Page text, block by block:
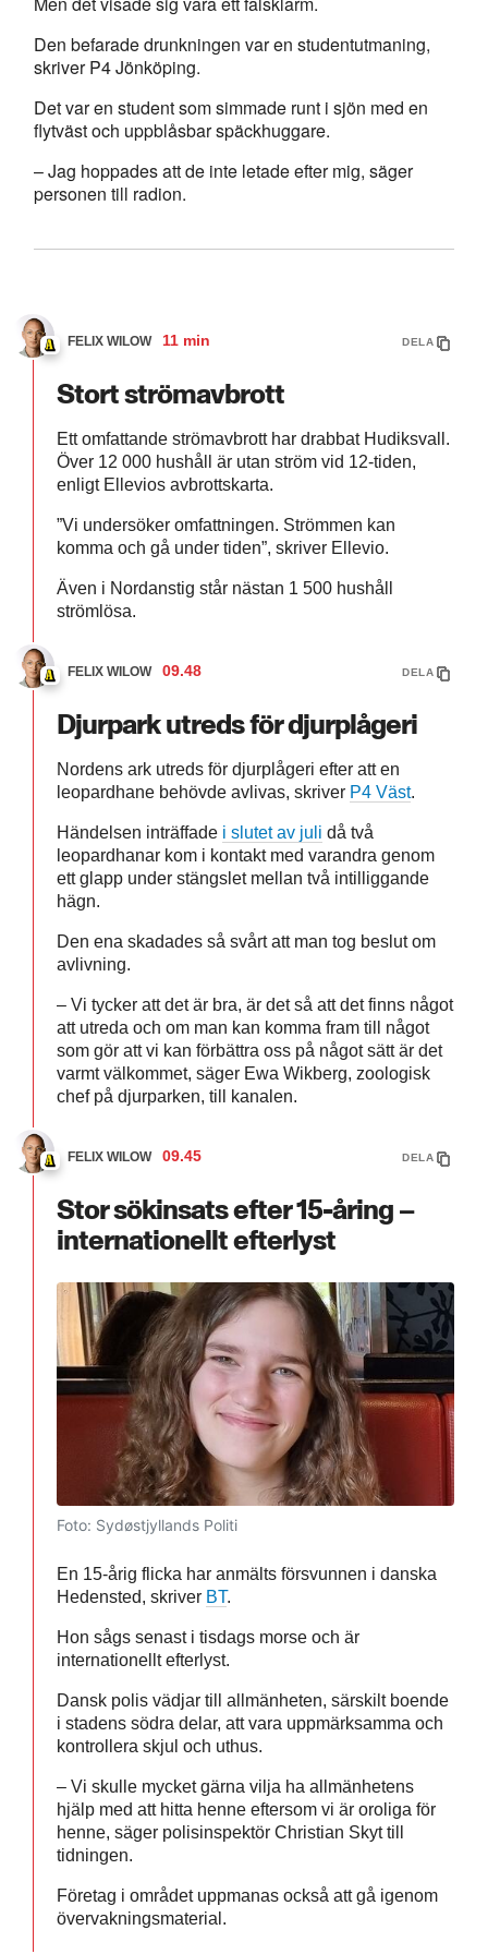
Den befarade drunkningen var en studentutmaning,
skriver P4 Jönköping.
Det var en student som simmade runt i sjön med en
flytväst och uppblåsbar späckhuggare.
– Jag hoppades att de inte letade efter mig, säger
personen till radion.
FELIX WILOW 11 min DELA
Stort strömavbrott
Ett omfattande strömavbrott har drabbat Hudiksvall.
Över 12 000 hushåll är utan ström vid 12-tiden,
enligt Ellevios avbrottskarta.
”Vi undersöker omfattningen. Strömmen kan
komma och gå under tiden”, skriver Ellevio.
Även i Nordanstig står nästan 1 500 hushåll
strömlösa.
FELIX WILOW 09.48 DELA
Djurpark utreds för djurplågeri
Nordens ark utreds för djurplågeri efter att en
leopardhane behövde avlivas, skriver P4 Väst.
Händelsen inträffade i slutet av juli då två
leopardhanar kom i kontakt med varandra genom
ett glapp under stängslet mellan två intilliggande
hägn.
Den ena skadades så svårt att man tog beslut om
avlivning.
– Vi tycker att det är bra, är det så att det finns något
att utreda och om man kan komma fram till något
som gör att vi kan förbättra oss på något sätt är det
varmt välkommet, säger Ewa Wikberg, zoologisk
chef på djurparken, till kanalen.
FELIX WILOW 09.45 DELA
Stor sökinsats efter 15-åring –
internationellt efterlyst
Foto: Sydøstjyllands Politi
En 15-årig flicka har anmälts försvunnen i danska
Hedensted, skriver BT.
Hon sågs senast i tisdags morse och är
internationellt efterlyst.
Dansk polis vädjar till allmänheten, särskilt boende
i stadens södra delar, att vara uppmärksamma och
kontrollera skjul och uthus.
– Vi skulle mycket gärna vilja ha allmänhetens
hjälp med att hitta henne eftersom vi är oroliga för
henne, säger polisinspektör Christian Skyt till
tidningen.
Företag i området uppmanas också att gå igenom
övervakningsmaterial.